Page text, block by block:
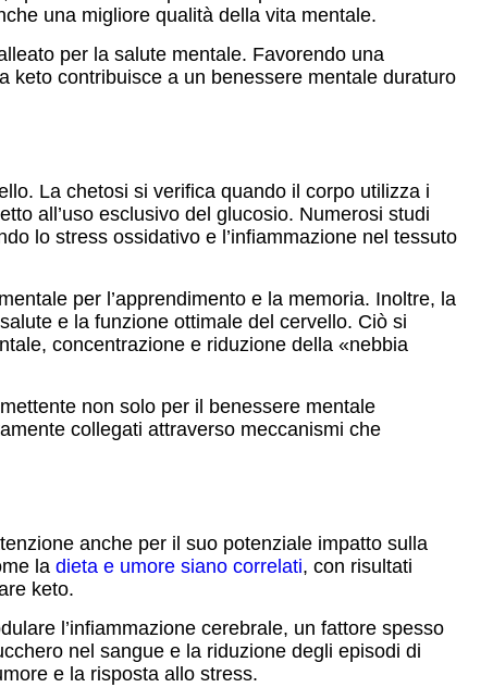
una migliore qualità della vita mentale.
per la salute mentale. Favorendo una
keto contribuisce a un benessere mentale duraturo
La chetosi si verifica quando il corpo utilizza i
all’uso esclusivo del glucosio. Numerosi studi
lo stress ossidativo e l’infiammazione nel tessuto
per l’apprendimento e la memoria. Inoltre, la
e la funzione ottimale del cervello. Ciò si
concentrazione e riduzione della «nebbia
non solo per il benessere mentale
collegati attraverso meccanismi che
anche per il suo potenziale impatto sulla
la dieta e umore siano correlati, con risultati
keto.
l’infiammazione cerebrale, un fattore spesso
nel sangue e la riduzione degli episodi di
e la risposta allo stress.